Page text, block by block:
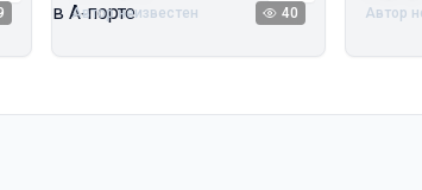
Автор неизвестен 40 Автор